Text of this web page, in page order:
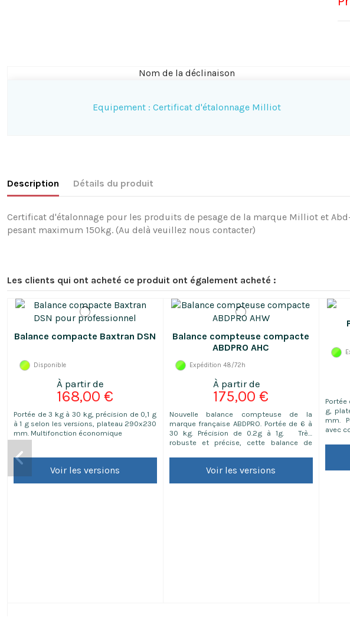
Nom de la déclinaison
Equipement : Certificat d'étalonnage Milliot
Description Détails du produit
Certificat d'étalonnage pour les produits de pesage de la marque Milliot et
pesant maximum 150kg. (Au delà veuillez nous contacter)
Les clients qui ont acheté ce produit ont également acheté :
Balance compacte Baxtran DSN
Disponible
168,00 €
Portée de 3 kg à 30 kg, précision de 0,1 g
à 1 g selon les versions, plateau 290x230
mm. Multifonction économique
Voir les versions
Balance compteuse compacte
ABDPRO AHC
Expédition 48/72h
175,00 €
Nouvelle balance compteuse de la
marque française ABDPRO. Portée de 6 à
30 kg. Précision de 0.2g à 1g. Très
robuste et précise, cette balance de
Voir les versions
g,
mm.
avec